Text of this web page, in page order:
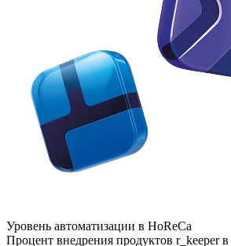
Уровень автоматизации в HoReCa
Процент внедрения продуктов r_keeper в